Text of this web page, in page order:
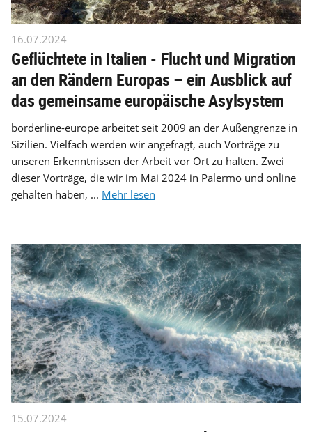
16.07.2024
Geflüchtete in Italien - Flucht und Migration
an den Rändern Europas – ein Ausblick auf
das gemeinsame europäische Asylsystem
borderline-europe arbeitet seit 2009 an der Außengrenze in
Sizilien. Vielfach werden wir angefragt, auch Vorträge zu
unseren Erkenntnissen der Arbeit vor Ort zu halten. Zwei
dieser Vorträge, die wir im Mai 2024 in Palermo und online
gehalten haben, ... Mehr lesen
15.07.2024